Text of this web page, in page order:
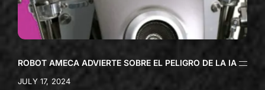
ROBOT AMECA ADVIERTE SOBRE EL PELIGRO DE LA IA
JULY 17, 2024